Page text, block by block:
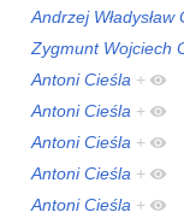
Andrzej Władysław
Zygmunt Wojciech
Antoni Cieśla +
Antoni Cieśla +
Antoni Cieśla +
Antoni Cieśla +
Antoni Cieśla +